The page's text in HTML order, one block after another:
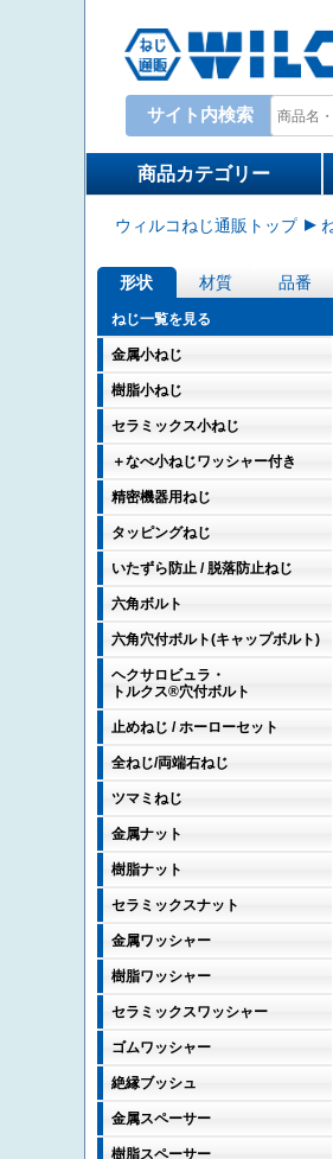
商品カテゴリー
サイト内検索 Write
ウィルコねじ通販トップ
形状 材質 品番
ねじ一覧を見る
金属小ねじ
樹脂小ねじ
セラミックス小ねじ
＋なべ小ねじワッシャー付き
精密機器用ねじ
タッピングねじ
いたずら防止 / 脱落防止ねじ
六角ボルト
六角穴付ボルト(キャップボルト)
ヘクサロビュラ・
トルクス®穴付ボルト
止めねじ / ホーローセット
全ねじ/両端右ねじ
ツマミねじ
金属ナット
樹脂ナット
セラミックスナット
金属ワッシャー
樹脂ワッシャー
セラミックスワッシャー
ゴムワッシャー
絶縁ブッシュ
金属スペーサー
樹脂スペーサー